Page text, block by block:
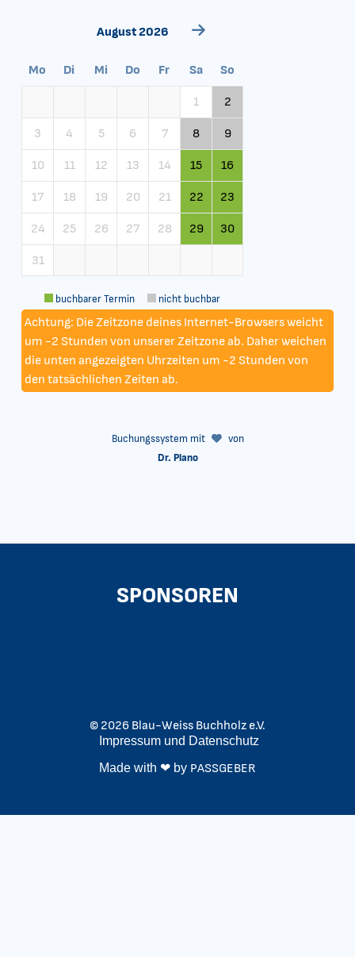
August 2026
Mo Di Mi Do Fr Sa So
1 2
3 4 5 6 7 8 9
10 11 12 13 14 15 16
17 18 19 20 21 22 23
24 25 26 27 28 29 30
31
buchbarer Termin nicht buchbar
Achtung: Die Zeitzone deines Internet-Browsers weicht
um -2 Stunden von unserer Zeitzone ab. Daher weichen
die unten angezeigten Uhrzeiten um -2 Stunden von
den tatsächlichen Zeiten ab.
Buchungssystem mit
von
Dr. Plano
SPONSOREN
© 2026 Blau-Weiss Buchholz e.V.
Impressum und Datenschutz
Made with ❤ by PASSGEBER